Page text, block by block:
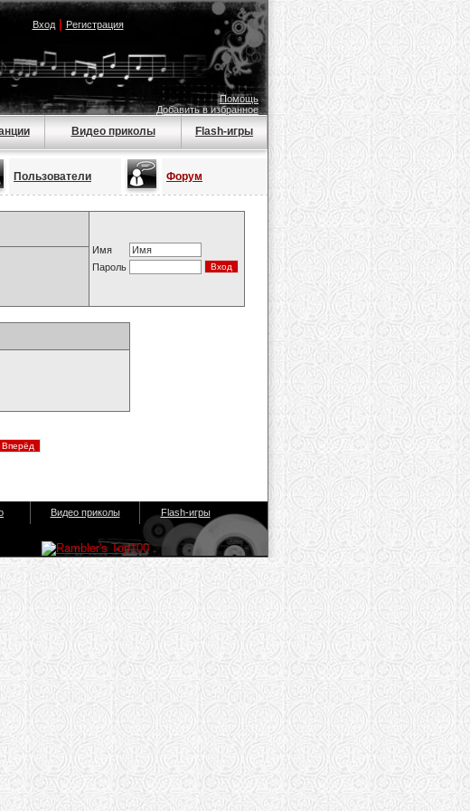
Вход| Регистрация
Помощь
Добавить в избранное
Видео приколы Flash-игры
Пользователи Форум
Имя
Пароль
Видео приколы Flash-игры